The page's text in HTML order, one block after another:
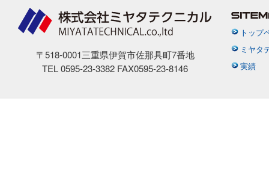
〒518-0001三重県伊賀市佐那具町7番地
TEL 0595-23-3382 FAX0595-23-8146
トップ
ミヤタ
実績